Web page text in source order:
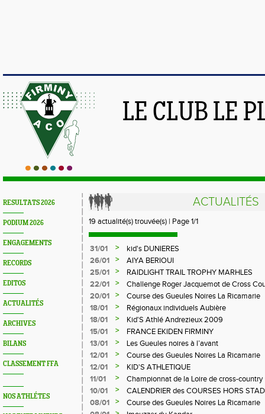
LE CLUB LE
RESULTATS 2026
PODIUM 2026
ENGAGEMENTS
RECORDS
EDITOS
ACTUALITÉS
ARCHIVES
BILANS
CLASSEMENT FFA
NOS ATHLÉTES
ACTUALITÉS
19 actualité(s) trouvée(s) | Page 1/1
31/01 >
kid's DUNIERES
26/01
>
AIYA BERIOUI
25/01
>
RAIDLIGHT TRAIL TROPHY MARHLES
22/01
>
Challenge Roger Jacquemot de Cross
20/01
>
Course des Gueules Noires La Ricamarie
18/01
>
Régionaux individuels Aubière
18/01
>
Kid'S Athlé Andrezieux 2009
15/01
>
FRANCE EKIDEN FIRMINY
13/01
>
Les Gueules noires à l’avant
12/01
>
Course des Gueules Noires La Ricamarie
12/01
>
KID'S ATHLETIQUE
11/01
>
Championnat de la Loire de cross-country
10/01
>
CALENDRIER des COURSES HORS
LOIRE 2009
08/01 >
Course des Gueules Noires La Ricamarie